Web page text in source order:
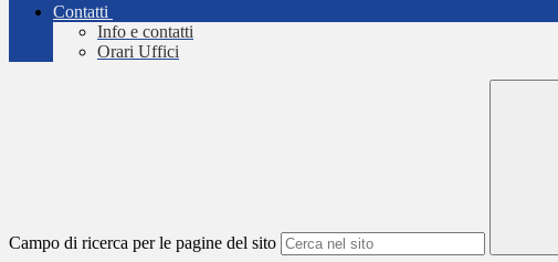
Contatti
Info e contatti
Orari Uffici
Campo di ricerca per le pagine del sito